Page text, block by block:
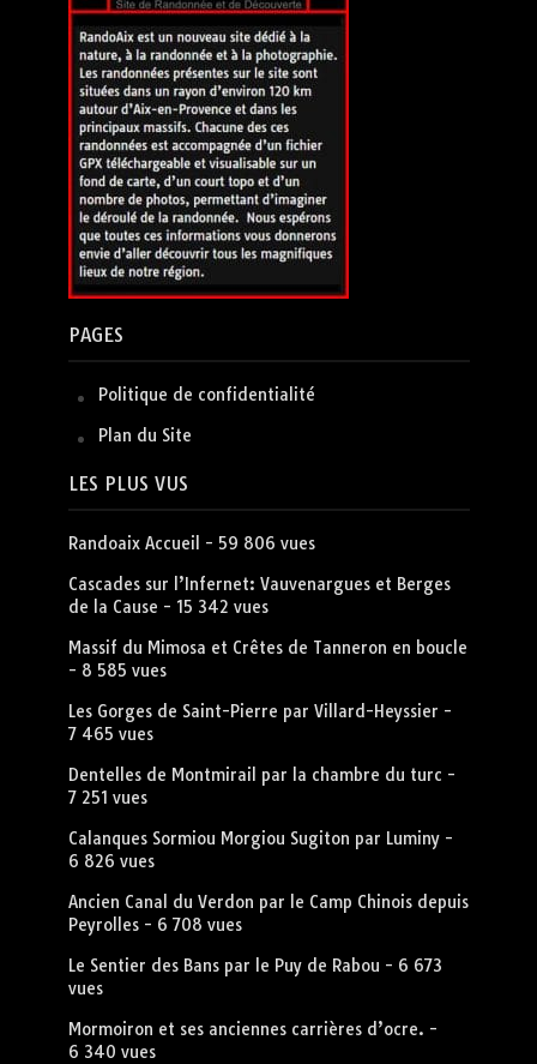
PAGES
Politique de confidentialité
Plan du Site
LES PLUS VUS
Randoaix Accueil - 59 806 vues
Cascades sur l’Infernet: Vauvenargues et Berges
de la Cause - 15 342 vues
Massif du Mimosa et Crêtes de Tanneron en boucle
- 8 585 vues
Les Gorges de Saint-Pierre par Villard-Heyssier -
7 465 vues
Dentelles de Montmirail par la chambre du turc -
7 251 vues
Calanques Sormiou Morgiou Sugiton par Luminy-
6 826 vues
Ancien Canal du Verdon par le Camp Chinois depuis
Peyrolles- 6 708 vues
Le Sentier des Bans par le Puy de Rabou - 6 673
vues
Mormoiron et ses anciennes carrières d’ocre. -
6 340 vues